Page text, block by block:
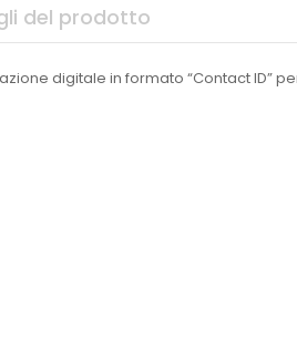
del prodotto
digitale in formato “Contact ID”